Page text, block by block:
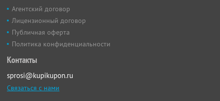
Агентский договор
Лицензионный договор
Публичная оферта
Политика конфиденциальности
Контакты
sprosi@kupikupon.ru
Связаться с нами